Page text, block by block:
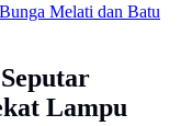
Melati dan Batu
Lampu